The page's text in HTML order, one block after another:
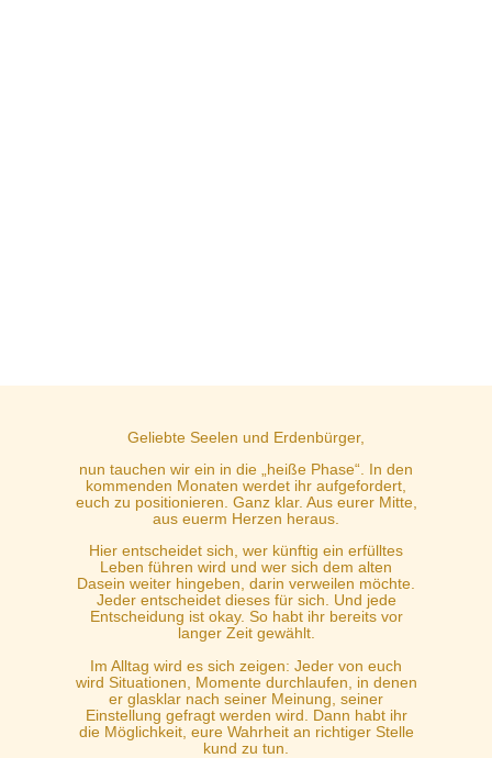
Geliebte Seelen und Erdenbürger,
nun tauchen wir ein in die „heiße Phase“. In den
kommenden Monaten werdet ihr aufgefordert,
euch zu positionieren. Ganz klar. Aus eurer Mitte,
aus euerm Herzen heraus.
Hier entscheidet sich, wer künftig ein erfülltes
Leben führen wird und wer sich dem alten
Dasein weiter hingeben, darin verweilen möchte.
Jeder entscheidet dieses für sich. Und jede
Entscheidung ist okay. So habt ihr bereits vor
langer Zeit gewählt.
Im Alltag wird es sich zeigen: Jeder von euch
wird Situationen, Momente durchlaufen, in denen
er glasklar nach seiner Meinung, seiner
Einstellung gefragt werden wird. Dann habt ihr
die Möglichkeit, eure Wahrheit an richtiger Stelle
kund zu tun.